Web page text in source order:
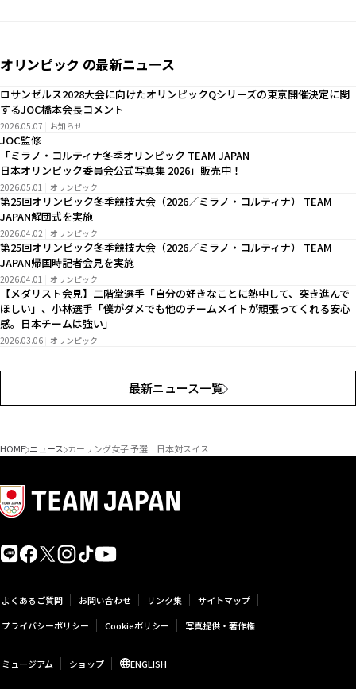
オリンピック の最新ニュース
ロサンゼルス2028大会に向けたオリンピックQシリーズの東京開催決定に関
するJOC橋本会長コメント
2026.05.07 お知らせ
JOC監修
「ミラノ・コルティナ冬季オリンピック TEAM JAPAN
日本オリンピック委員会公式写真集 2026」販売中！
2026.05.01 オリンピック
第25回オリンピック冬季競技大会（2026／ミラノ・コルティナ） TEAM
JAPAN解団式を実施
2026.04.02 オリンピック
第25回オリンピック冬季競技大会（2026／ミラノ・コルティナ） TEAM
JAPAN帰国時記者会見を実施
2026.04.01 オリンピック
【メダリスト会見】二階堂選手「自分の好きなことに熱中して、突き進んで
ほしい」、小林選手「僕がダメでも他のチームメイトが頑張ってくれる安心
感。日本チームは強い」
2026.03.06 オリンピック
最新ニュース一覧
HOME ニュース カーリング女子 予選 日本対スイス
よくあるご質問 お問い合わせ リンク集
サイトマップ
プライバシーポリシー
Cookieポリシー 写真提供・著作権
ミュージアム ショップ ENGLISH